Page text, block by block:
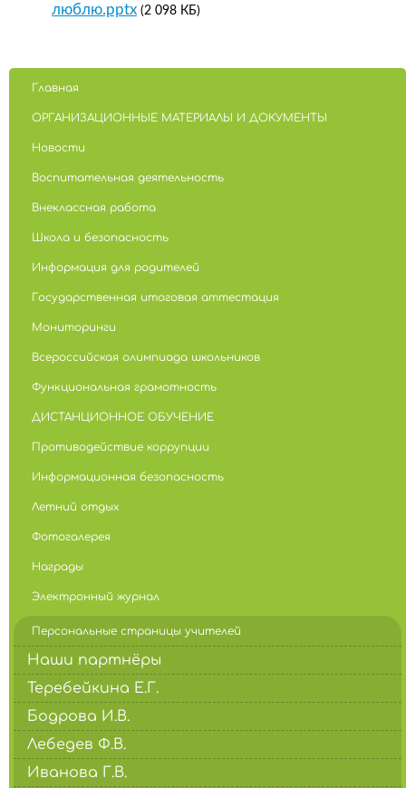
люблю.pptx (2 098 КБ)
Главная
ОРГАНИЗАЦИОННЫЕ МАТЕРИАЛЫ И ДОКУМЕНТЫ
Новости
Воспитательная деятельность
Внеклассная работа
Школа и безопасность
Информация для родителей
Государственная итоговая аттестация
Мониторинги
Всероссийская олимпиада школьников
Функциональная грамотность
ДИСТАНЦИОННОЕ ОБУЧЕНИЕ
Противодействие коррупции
Информационная безопасность
Летний отдых
Фотогалерея
Награды
Электронный журнал
Персональные страницы учителей
Наши партнёры
Теребейкина Е.Г.
Бодрова И.В.
Лебедев Ф.В.
Иванова Г.В.